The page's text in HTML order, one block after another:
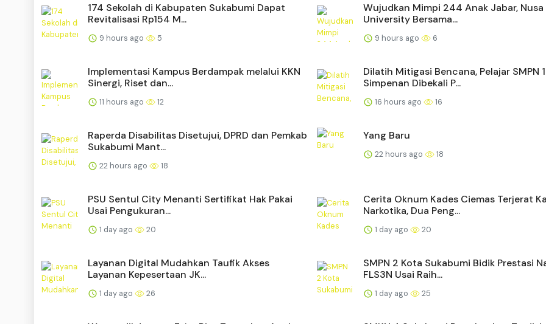
174 Sekolah di Kabupaten Sukabumi Dapat
Revitalisasi Rp154 M...
9 hours ago 5
Wujudkan Mimpi 244 Anak Jabar, Nusa
University Bersama...
9 hours ago 6
Implementasi Kampus Berdampak melalui KKN
Sinergi, Riset dan...
11 hours ago 12
Dilatih Mitigasi Bencana, Pelajar SMPN 1
Simpenan Dibekali P...
16 hours ago 16
Raperda Disabilitas Disetujui, DPRD dan Pemkab
Sukabumi Mant...
22 hours ago 18
Yang Baru
22 hours ago 18
PSU Sentul City Menanti Sertifikat Hak Pakai
Usai Pengukuran...
1 day ago 20
Cerita Oknum Kades Ciemas Terjerat
Narkotika, Dua Peng...
1 day ago 20
Layanan Digital Mudahkan Taufik Akses
Layanan Kepesertaan JK...
1 day ago 26
SMPN 2 Kota Sukabumi Bidik Prestasi
FLS3N Usai Raih...
1 day ago 25